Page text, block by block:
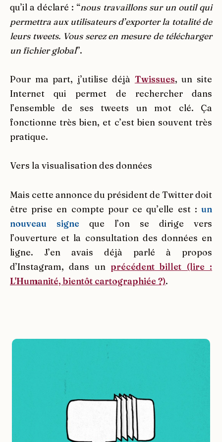
qu’il a déclaré : “nous travaillons sur un outil qui
permettra aux utilisateurs d’exporter la totalité de
leurs tweets. Vous serez en mesure de télécharger
un fichier global”.
Pour ma part, j’utilise déjà Twissues, un site
Internet qui permet de rechercher dans
l’ensemble de ses tweets un mot clé. Ça
fonctionne très bien, et c’est bien souvent très
pratique.
Vers la visualisation des données
Mais cette annonce du président de Twitter doit
être prise en compte pour ce qu’elle est : un
nouveau signe que l’on se dirige vers
l’ouverture et la consultation des données en
ligne. J’en avais déjà parlé à propos
d’Instagram, dans un précédent billet (lire :
L'Humanité, bientôt cartographiée ?).